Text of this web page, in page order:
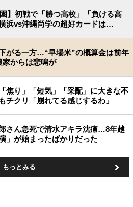
園】初戦で「勝つ高校」「負ける高
浜vs沖縄尚学の超好カードは…
がる一方…“早場米”の概算金は前年
家からは悲鳴が
焦り」「短気」「采配」に大きな不
クリ「崩れてる感じするわ」
さん急死で清水アキラ沈痛…8年越
」が始まったばかりだった
もっとみる